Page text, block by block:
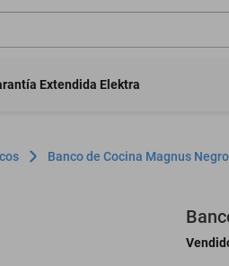
Extendida Elektra
Banco de Cocina Magnus Negro